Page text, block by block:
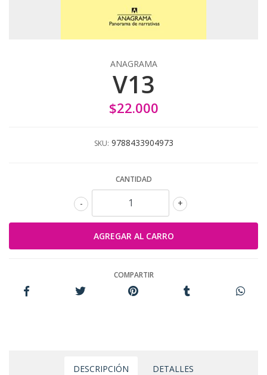
ANAGRAMA
V13
$22.000
SKU: 9788433904973
CANTIDAD
+
-
COMPARTIR
DESCRIPCIÓN DETALLES